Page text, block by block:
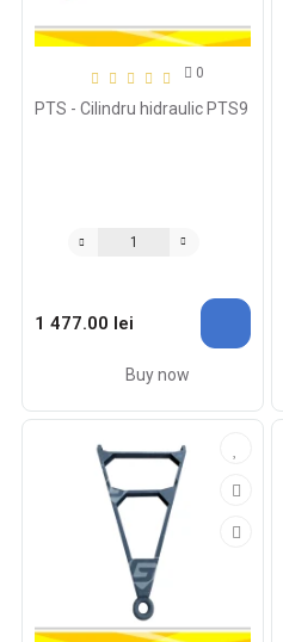
0
PTS - Cilindru hidraulic PTS9
1 477.00 lei
Buy now